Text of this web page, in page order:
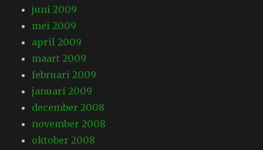
juni 2009
mei 2009
april 2009
maart 2009
februari 2009
januari 2009
december 2008
november 2008
oktober 2008